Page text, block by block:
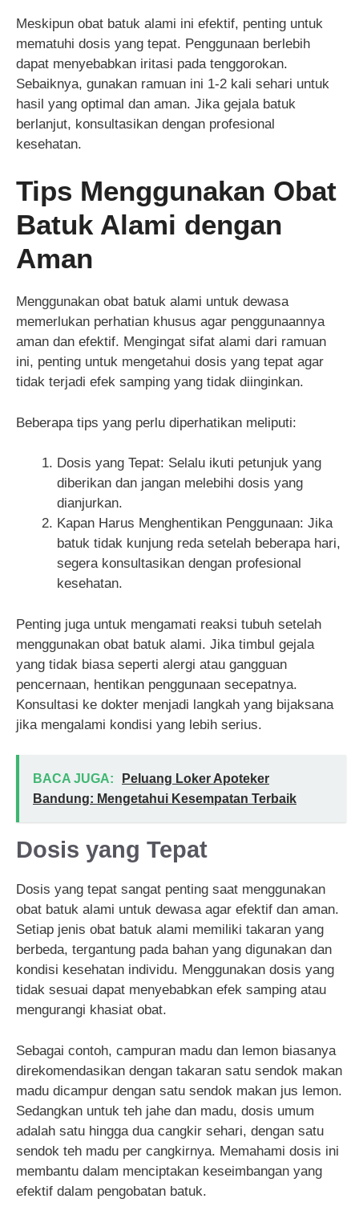
Meskipun obat batuk alami ini efektif, penting untuk
mematuhi dosis yang tepat. Penggunaan berlebih
dapat menyebabkan iritasi pada tenggorokan.
Sebaiknya, gunakan ramuan ini 1-2 kali sehari untuk
hasil yang optimal dan aman. Jika gejala batuk
berlanjut, konsultasikan dengan profesional
kesehatan.
Tips Menggunakan Obat
Batuk Alami dengan
Aman
Menggunakan obat batuk alami untuk dewasa
memerlukan perhatian khusus agar penggunaannya
aman dan efektif. Mengingat sifat alami dari ramuan
ini, penting untuk mengetahui dosis yang tepat agar
tidak terjadi efek samping yang tidak diinginkan.
Beberapa tips yang perlu diperhatikan meliputi:
Dosis yang Tepat: Selalu ikuti petunjuk yang
diberikan dan jangan melebihi dosis yang
dianjurkan.
Kapan Harus Menghentikan Penggunaan: Jika
batuk tidak kunjung reda setelah beberapa hari,
segera konsultasikan dengan profesional
kesehatan.
Penting juga untuk mengamati reaksi tubuh setelah
menggunakan obat batuk alami. Jika timbul gejala
yang tidak biasa seperti alergi atau gangguan
pencernaan, hentikan penggunaan secepatnya.
Konsultasi ke dokter menjadi langkah yang bijaksana
jika mengalami kondisi yang lebih serius.
BACA JUGA:
Peluang Loker Apoteker
Bandung: Mengetahui Kesempatan Terbaik
Dosis yang Tepat
Dosis yang tepat sangat penting saat menggunakan
obat batuk alami untuk dewasa agar efektif dan aman.
Setiap jenis obat batuk alami memiliki takaran yang
berbeda, tergantung pada bahan yang digunakan dan
kondisi kesehatan individu. Menggunakan dosis yang
tidak sesuai dapat menyebabkan efek samping atau
mengurangi khasiat obat.
Sebagai contoh, campuran madu dan lemon biasanya
direkomendasikan dengan takaran satu sendok makan
madu dicampur dengan satu sendok makan jus lemon.
Sedangkan untuk teh jahe dan madu, dosis umum
adalah satu hingga dua cangkir sehari, dengan satu
sendok teh madu per cangkirnya. Memahami dosis ini
membantu dalam menciptakan keseimbangan yang
efektif dalam pengobatan batuk.